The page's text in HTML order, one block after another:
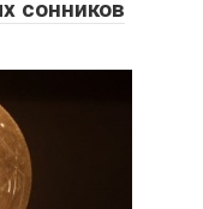
сонников